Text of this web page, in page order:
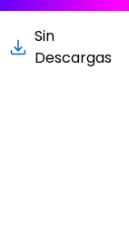
Sin
Descargas